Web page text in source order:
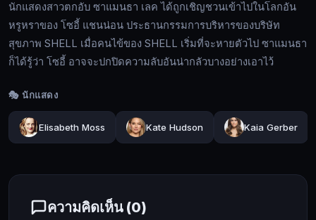
🔍
เข้า
เลค
ได้
ถูก
เชิญ
เข้าไป
ใน
โลก
หรูหรา
นักแสดงสาวตกอับ ซาแมนธา เลค ได้ถูกเชิญชวนเข้าไปในโลกอัน
หรูหราของ โซอี้ แชนน่อน ประธานกรรมการบริหารของบริษัท
สุขภาพ SHELL เมื่อคนไข้ของ SHELL เริ่มที่จะหายตัวไป ซาแมนธา
ก็ได้รู้ว่า โซอี้ อาจจะปกปิดความลับอันน่ากลัวบางอย่างเอาไว้
🎭 นักแสดง
Elisabeth Moss Kate Hudson Kaia Gerber
ความคิดเห็น (0)